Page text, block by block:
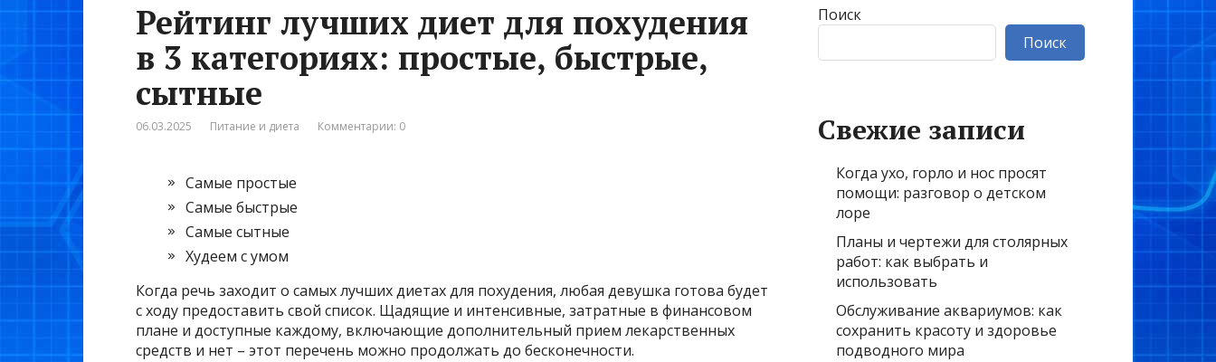
Рейтинг лучших диет для похудения
в 3 категориях: простые, быстрые,
сытные
06.03.2025 Питание и диета Комментарии: 0
Самые простые
Самые быстрые
Самые сытные
Худеем с умом
Когда речь заходит о самых лучших диетах для похудения, любая девушка готова будет
с ходу предоставить свой список. Щадящие и интенсивные, затратные в финансовом
плане и доступные каждому, включающие дополнительный прием лекарственных
средств и нет – этот перечень можно продолжать до бесконечности.
Поиск
Поиск
Свежие записи
Когда ухо, горло и нос просят
помощи: разговор о детском
лоре
Планы и чертежи для столярных
работ: как выбрать и
использовать
Обслуживание аквариумов: как
сохранить красоту и здоровье
подводного мира